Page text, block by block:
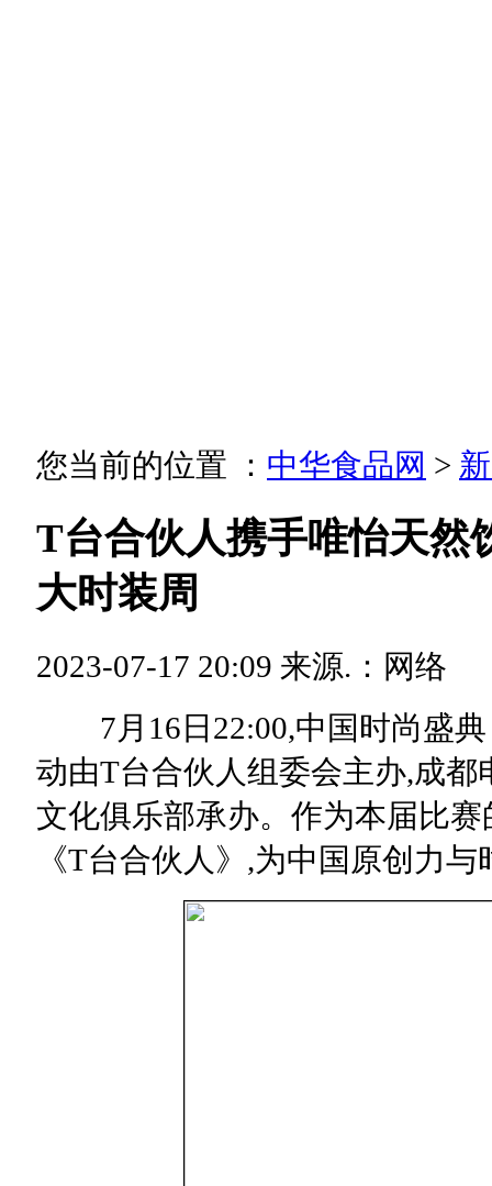
您当前的位置 ： 中华食品网 >
T台合伙人携手唯怡天然
大时装周
2023-07-17 20:09 来源.：网络
7月16日22:00,中国时尚盛典
动由T台合伙人组委会主办,成
文化俱乐部承办。作为本届比
《T台合伙人》,为中国原创力